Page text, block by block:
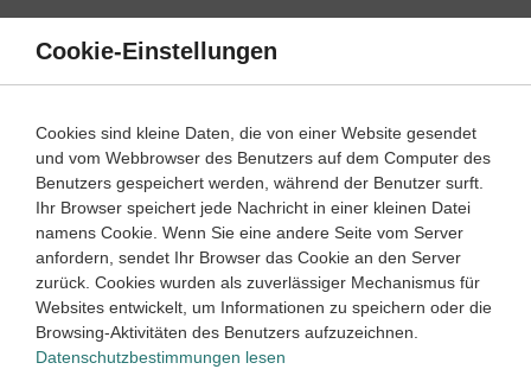
Direkt
Inhalt
Spanisch lernen mit Duden Learnattack
Lernjahr: 1 2
Spanisch online lernen – so funktioniert es
Spanisch-Nachhilfe online: Materialien zum Selbstlernen
Spanisch online lernen – zu Hause und unterwegs
Cookie-Einstellungen
Cookies sind kleine Daten, die von einer Website gesendet
und vom Webbrowser des Benutzers auf dem Computer des
Benutzers gespeichert werden, während der Benutzer surft.
Ihr Browser speichert jede Nachricht in einer kleinen Datei
namens Cookie. Wenn Sie eine andere Seite vom Server
anfordern, sendet Ihr Browser das Cookie an den Server
zurück. Cookies wurden als zuverlässiger Mechanismus für
Websites entwickelt, um Informationen zu speichern oder die
Browsing-Aktivitäten des Benutzers aufzuzeichnen.
Datenschutzbestimmungen lesen